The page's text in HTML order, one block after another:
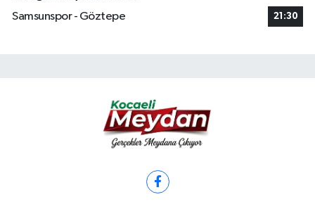
Samsunspor - Göztepe
21:30